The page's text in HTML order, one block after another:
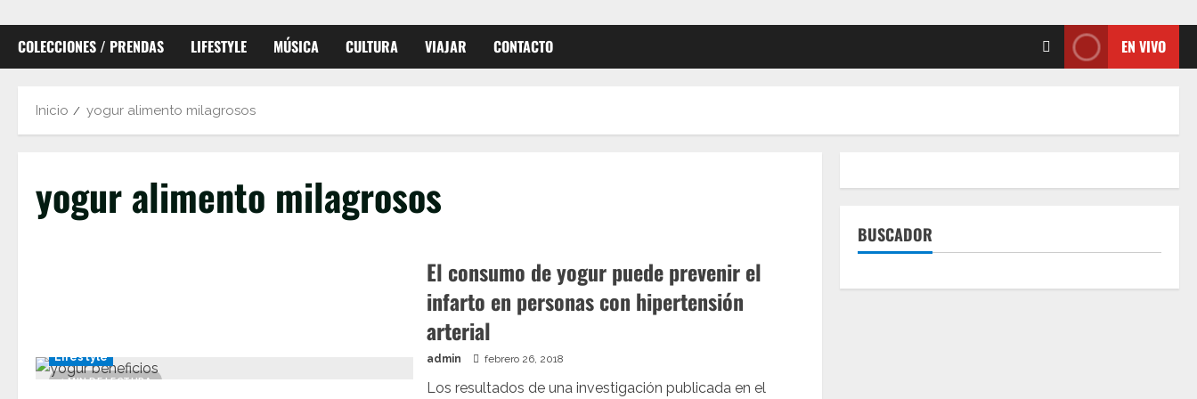
COLECCIONES / PRENDAS LIFESTYLE MÚSICA CULTURA VIAJAR CONTACTO EN VIVO
Inicio yogur alimento milagrosos
yogur alimento milagrosos
1 MIN DE LECTURA
Lifestyle
El consumo de yogur puede prevenir el
infarto en personas con hipertensión
arterial
admin febrero 26, 2018
Los resultados de una investigación publicada en el
BUSCADOR